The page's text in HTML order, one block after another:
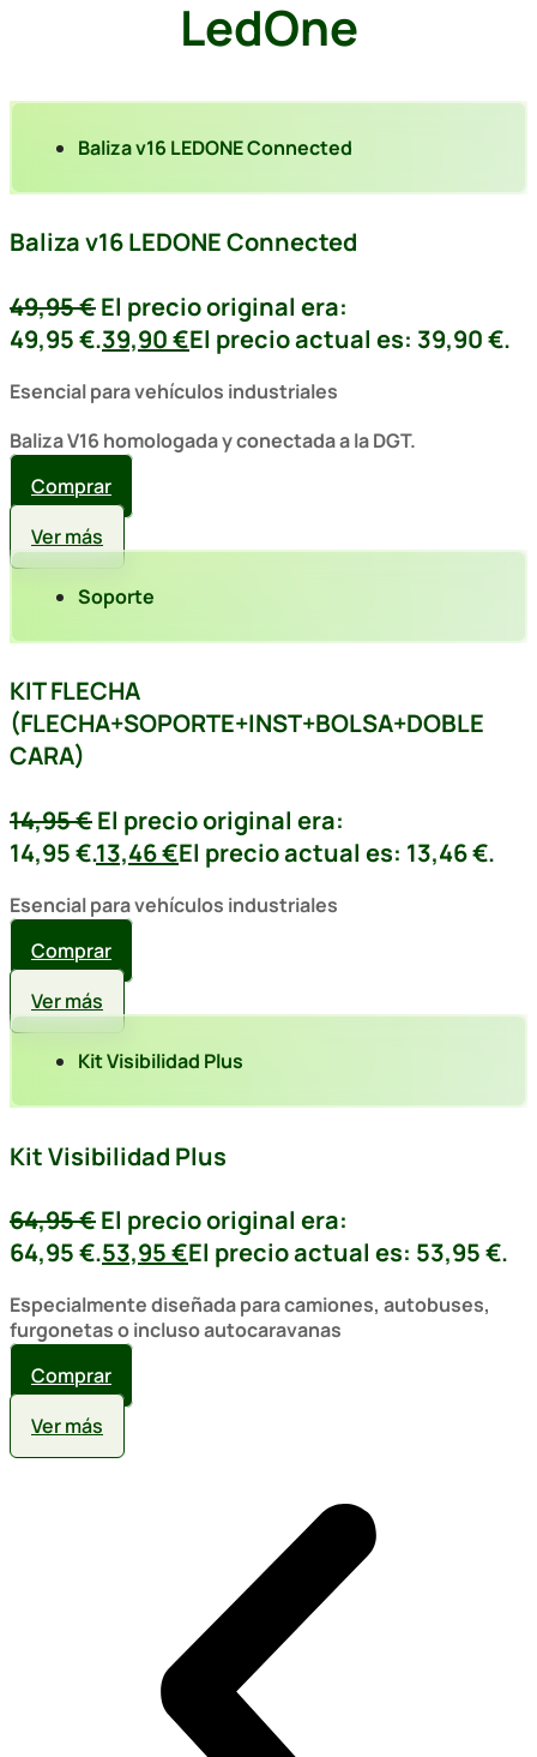
LedOne
Baliza v16 LEDONE Connected
Baliza v16 LEDONE Connected
49,95€El precio original era:
49,95 €.39,90€El precio actual es: 39,90 €.
Esencial para vehículos industriales
Baliza V16 homologada y conectada a la DGT.
Comprar
Ver más
Soporte
KIT FLECHA
(FLECHA+SOPORTE+INST+BOLSA+DOBLE
CARA)
14,95€El precio original era:
14,95 €.13,46€El precio actual es: 13,46 €.
Esencial para vehículos industriales
Comprar
Ver más
Kit Visibilidad Plus
Kit Visibilidad Plus
64,95€El precio original era:
64,95 €.53,95€El precio actual es: 53,95 €.
Especialmente diseñada para camiones, autobuses,
furgonetas o incluso autocaravanas
Comprar
Ver más